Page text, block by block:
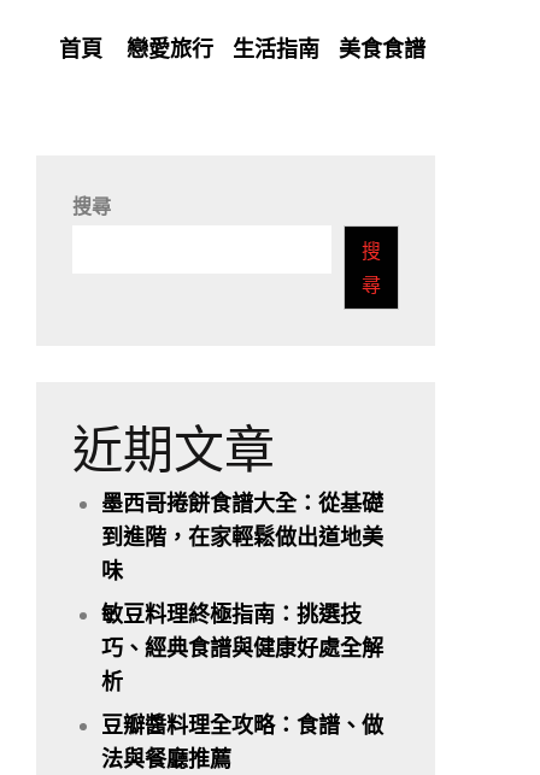
首頁 戀愛旅行 生活指南 美食食譜
搜尋
搜
尋
近期文章
墨西哥捲餅食譜大全：從基礎
到進階，在家輕鬆做出道地美
味
敏豆料理終極指南：挑選技
巧、經典食譜與健康好處全解
析
豆瓣醬料理全攻略：食譜、做
法與餐廳推薦